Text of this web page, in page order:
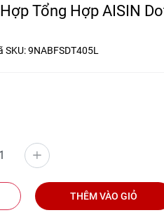
Tổng Hợp AISIN
SKU:9NABFSDT405L
THÊM VÀO GIỎ